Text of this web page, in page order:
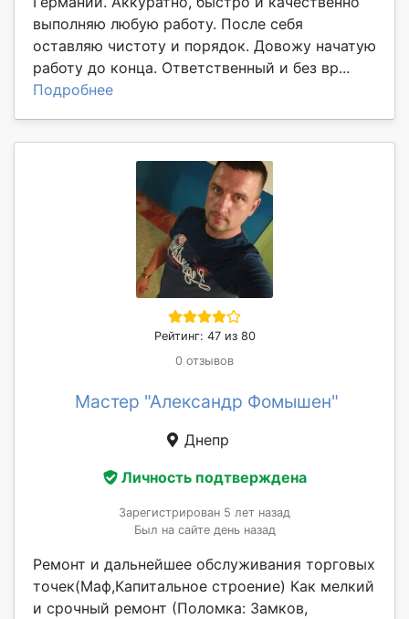
выполняю любую работу. После себя
оставляю чистоту и порядок. Довожу начатую
работу до конца. Ответственный и без вр...
Подробнее
Рейтинг: 47 из 80
0 отзывов
Мастер "Александр Фомышен"
Днепр
Личность подтверждена
Зарегистрирован 5 лет назад
Был на сайте день назад
Ремонт и дальнейшее обслуживания торговых
точек(Маф,Капитальное строение) Как мелкий
и срочный ремонт (Поломка: Замков,